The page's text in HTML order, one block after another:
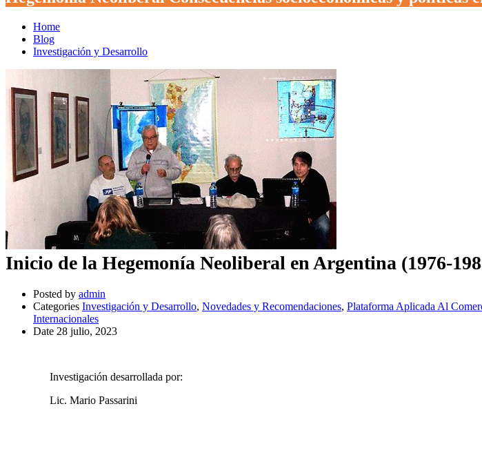
Home
Blog
Investigación y Desarrollo
Inicio de la Hegemonía Neoliberal en Argentina (1976-
Posted by admin
Categories Investigación y Desarrollo, Novedades y Recomendaciones, Plataforma Aplicada Al
Internacionales
Date 28 julio, 2023
Investigación desarrollada por:
Lic. Mario Passarini